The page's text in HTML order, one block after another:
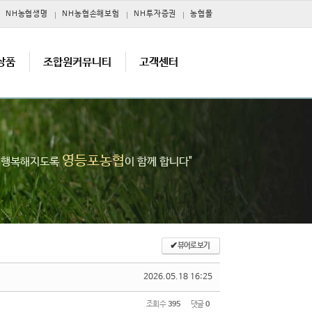
NH농협생명 NH농협손해보험 NH투자증권 농협몰
품 조합원커뮤니티 고객센터
복해지도록영등포농협이 함께 합니다"
✔뷰어로 보기
2026.05.18 16:25
조회 수395 댓글0